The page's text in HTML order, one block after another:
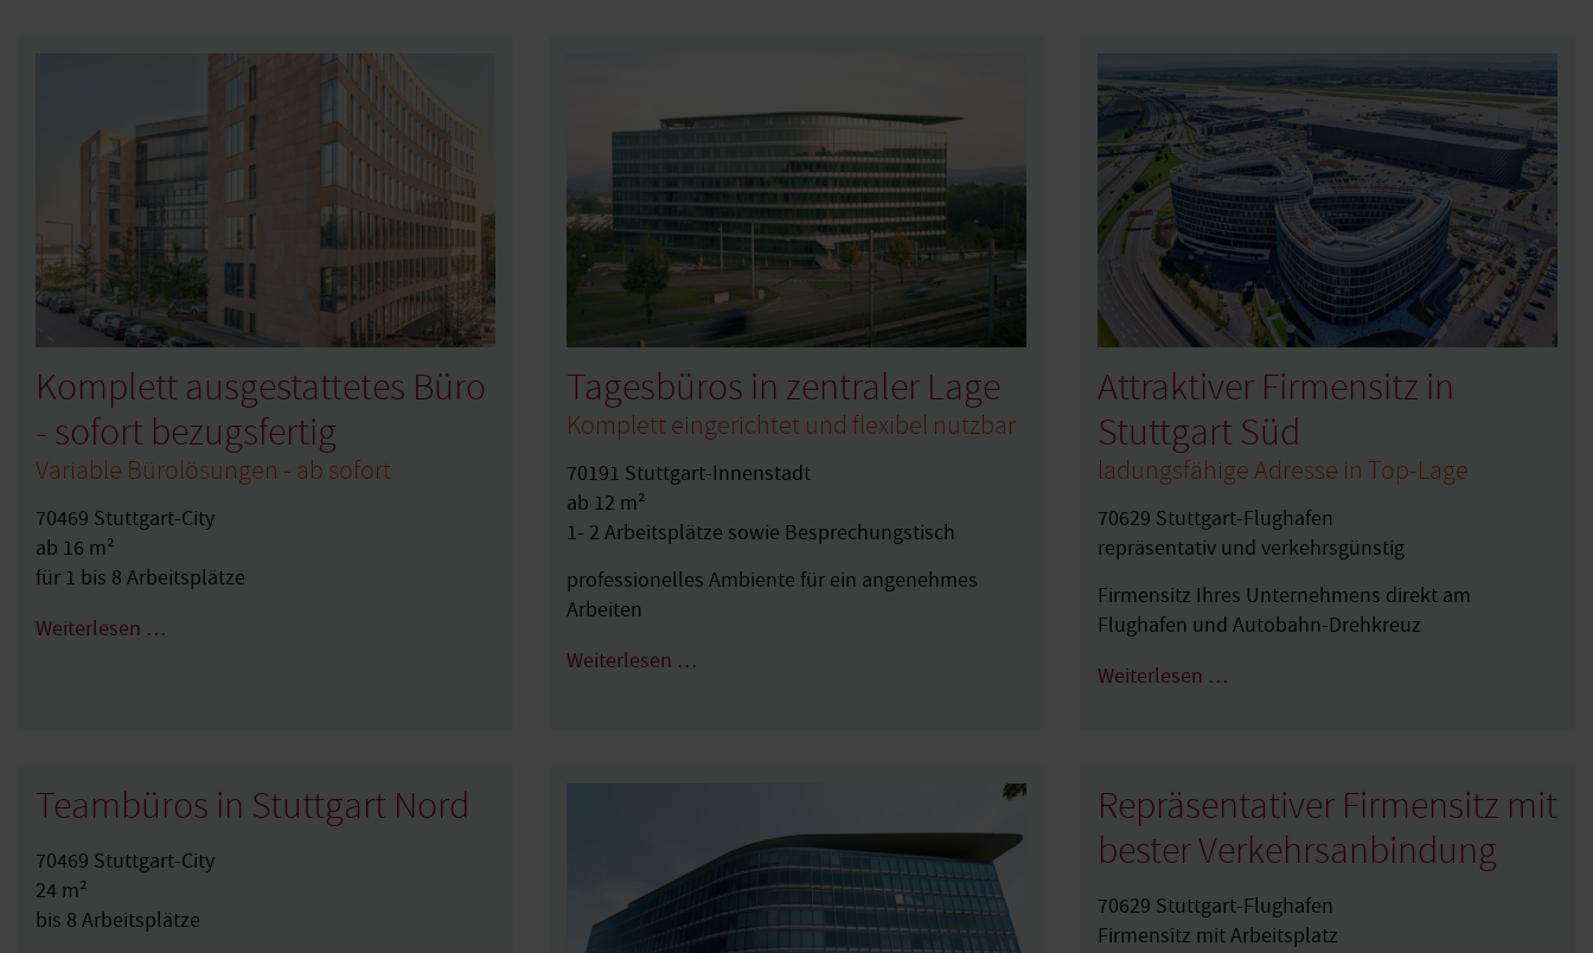
Komplett ausgestattetes Büro
- sofort bezugsfertig
Variable Bürolösungen - ab sofort
70469 Stuttgart-City
ab 16 m²
für 1 bis 8 Arbeitsplätze
Weiterlesen …
Tagesbüros in zentraler Lage
Komplett eingerichtet und flexibel nutzbar
70191 Stuttgart-Innenstadt
ab 12 m²
1- 2 Arbeitsplätze sowie Besprechungstisch
professionelles Ambiente für ein angenehmes
Arbeiten
Weiterlesen …
Attraktiver Firmensitz in
Stuttgart Süd
ladungsfähige Adresse in Top-Lage
70629 Stuttgart-Flughafen
repräsentativ und verkehrsgünstig
Firmensitz Ihres Unternehmens direkt am
Flughafen und Autobahn-Drehkreuz
Weiterlesen …
Teambüros in Stuttgart Nord
70469 Stuttgart-City
24 m²
bis 8 Arbeitsplätze
Repräsentativer Firmensitz mit
bester Verkehrsanbindung
70629 Stuttgart-Flughafen
Firmensitz mit Arbeitsplatz